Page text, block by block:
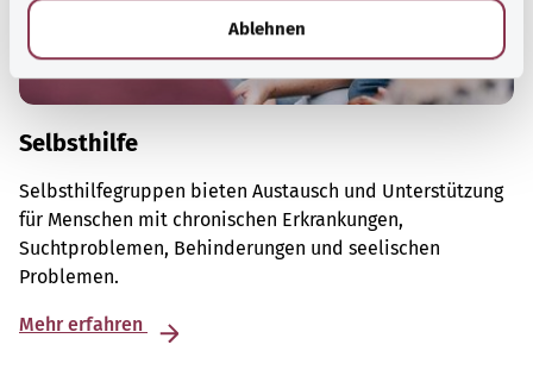
Ablehnen
Selbsthilfe
Selbsthilfegruppen bieten Austausch und Unterstützung
für Menschen mit chronischen Erkrankungen,
Suchtproblemen, Behinderungen und seelischen
Problemen.
Mehr erfahren